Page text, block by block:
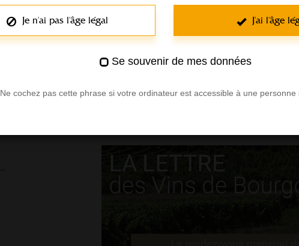
Je n'ai pas l'âge légal J'ai l'âge
Se souvenir de mes données
Ne cochez pas cette phrase si votre ordinateur est accessible à une personne
Les meilleures adresses de dégustation